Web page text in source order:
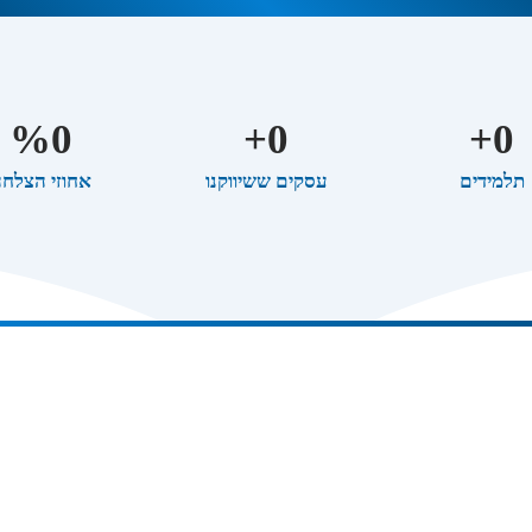
0
%
אחוזי
0
+
עסקים ששיווקנו
0
+
תלמידים